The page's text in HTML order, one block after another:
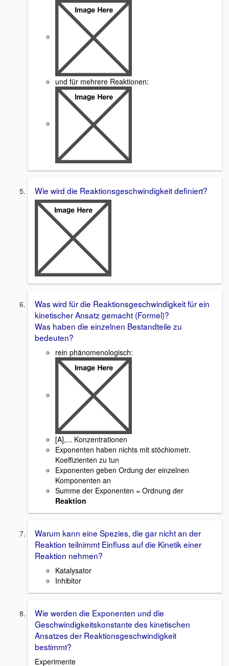
und für mehrere Reaktionen:
Wie wird die Reaktionsgeschwindigkeit definiert?
Was wird für die Reaktionsgeschwindigkeit für ein
kinetischer Ansatz gemacht (Formel)?
Was haben die einzelnen Bestandteile zu
bedeuten?
rein phänomenologisch:
[A],... Konzentrationen
Exponenten haben nichts mit stöchiometr.
Koeffizienten zu tun
Exponenten geben Ordung der einzelnen
Komponenten an
Summe der Exponenten = Ordnung der
Reaktion
Warum kann eine Spezies, die gar nicht an der
Reaktion teilnimmt Einfluss auf die Kinetik einer
Reaktion nehmen?
Katalysator
Inhibitor
Wie werden die Exponenten und die
Geschwindigkeitskonstante des kinetischen
Ansatzes der Reaktionsgeschwindigkeit
bestimmt?
Experimente